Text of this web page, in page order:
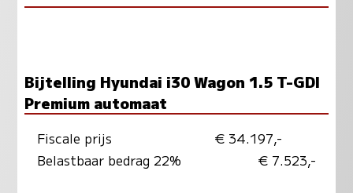
Bijtelling Hyundai i30 Wagon 1.5 T-GDI
Premium automaat
Fiscale prijs
€ 34.197,-
Belastbaar bedrag 22%
€ 7.523,-